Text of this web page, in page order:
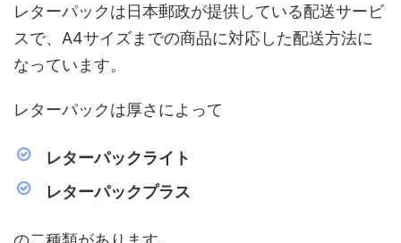
レターパックは日本郵政が提供している配送サービ
スで、A4サイズまでの商品に対応した配送方法に
なっています。
レターパックは厚さによって
レターパックライト
レターパックプラス